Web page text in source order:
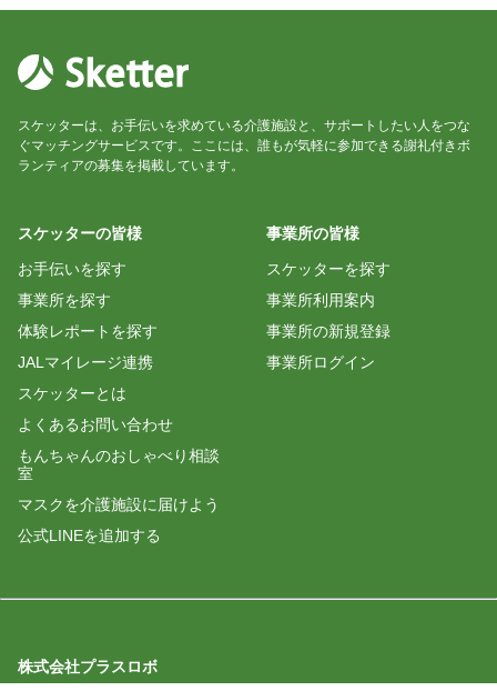
スケッターは、お手伝いを求めている介護施設と、サポートしたい人をつな
ぐマッチングサービスです。ここには、誰もが気軽に参加できる謝礼付きボ
ランティアの募集を掲載しています。
スケッターの皆様
お手伝いを探す
事業所を探す
体験レポートを探す
JALマイレージ連携
スケッターとは
よくあるお問い合わせ
もんちゃんのおしゃべり相談
室
マスクを介護施設に届けよう
公式LINEを追加する
事業所の皆様
スケッターを探す
事業所利用案内
事業所の新規登録
事業所ログイン
株式会社プラスロボ